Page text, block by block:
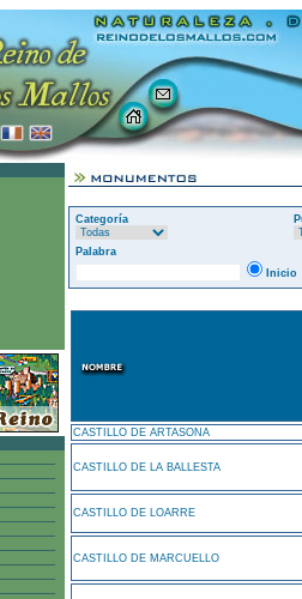
Categoría
Palabra
Inicio
CASTILLO DE ARTASONA
CASTILLO DE LA BALLESTA
CASTILLO DE LOARRE
CASTILLO DE MARCUELLO